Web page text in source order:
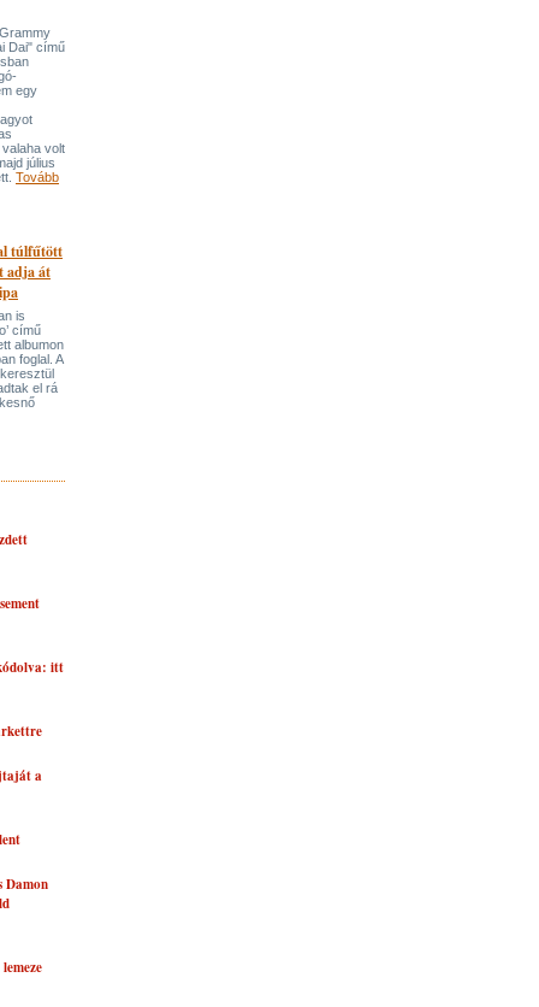
Dai" című
egy
volt
július
Tovább
túlfűtött
adja át
is
című
albumon
foglal. A
el rá
itt
a
Damon